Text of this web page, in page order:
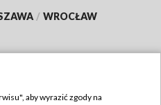
/ WROCŁAW
aby wyrazić zgody na